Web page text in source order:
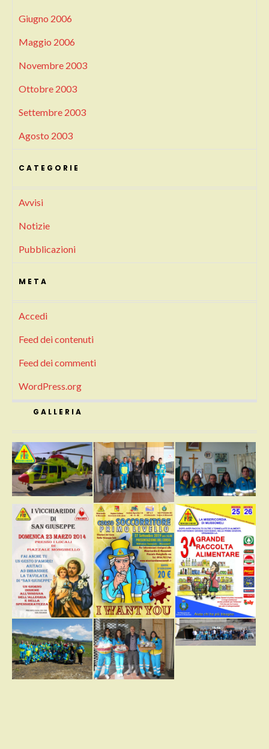
Giugno 2006
Maggio 2006
Novembre 2003
Ottobre 2003
Settembre 2003
Agosto 2003
CATEGORIE
Avvisi
Notizie
Pubblicazioni
META
Accedi
Feed dei contenuti
Feed dei commenti
WordPress.org
GALLERIA